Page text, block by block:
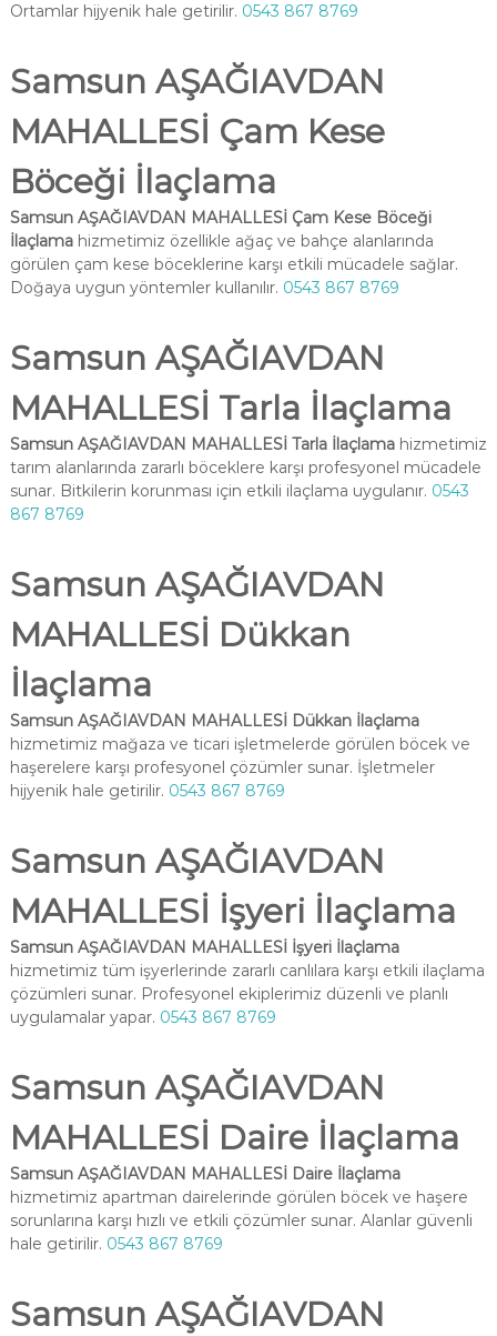
Ortamlar hijyenik hale getirilir. 0543 867 8769
Samsun AŞAĞIAVDAN
MAHALLESİ Çam Kese
Böceği İlaçlama
Samsun AŞAĞIAVDAN MAHALLESİ Çam Kese Böceği
İlaçlamahizmetimiz özellikle ağaç ve bahçe alanlarında
görülen çam kese böceklerine karşı etkili mücadele sağlar.
Doğaya uygun yöntemler kullanılır. 0543 867 8769
Samsun AŞAĞIAVDAN
MAHALLESİ Tarla İlaçlama
Samsun AŞAĞIAVDAN MAHALLESİ Tarla İlaçlamahizmetimiz
tarım alanlarında zararlı böceklere karşı profesyonel mücadele
sunar. Bitkilerin korunması için etkili ilaçlama uygulanır. 0543
867 8769
Samsun AŞAĞIAVDAN
MAHALLESİ Dükkan
İlaçlama
Samsun AŞAĞIAVDAN MAHALLESİ Dükkan İlaçlama
hizmetimiz mağaza ve ticari işletmelerde görülen böcek ve
haşerelere karşı profesyonel çözümler sunar. İşletmeler
hijyenik hale getirilir. 0543 867 8769
Samsun AŞAĞIAVDAN
MAHALLESİ İşyeri İlaçlama
Samsun AŞAĞIAVDAN MAHALLESİ İşyeri İlaçlama
hizmetimiz tüm işyerlerinde zararlı canlılara karşı etkili ilaçlama
çözümleri sunar. Profesyonel ekiplerimiz düzenli ve planlı
uygulamalar yapar. 0543 867 8769
Samsun AŞAĞIAVDAN
MAHALLESİ Daire İlaçlama
Samsun AŞAĞIAVDAN MAHALLESİ Daire İlaçlama
hizmetimiz apartman dairelerinde görülen böcek ve haşere
sorunlarına karşı hızlı ve etkili çözümler sunar. Alanlar güvenli
hale getirilir. 0543 867 8769
Samsun AŞAĞIAVDAN